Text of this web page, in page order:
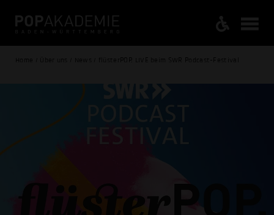
Home / Über uns / News / flüsterPOP. LIVE beim SWR Podcast-Festival